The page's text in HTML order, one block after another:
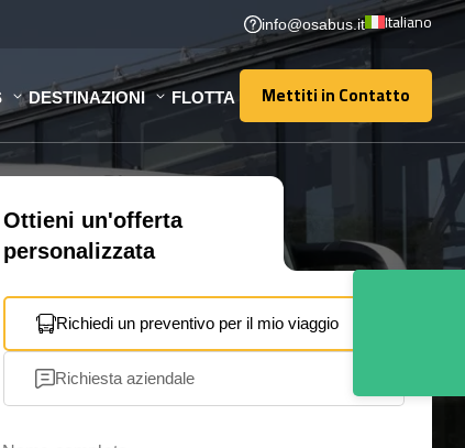
info@osabus.it Italiano
DESTINAZIONI FLOTTA Mettiti in Contatto
Mettiti in Contatto
Ottieni un'offerta
personalizzata
Richiedi un preventivo per il mio viaggio
Richiesta aziendale